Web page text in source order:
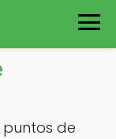
puntos de